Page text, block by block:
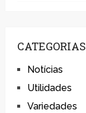
CATEGORIAS
Notícias
Utilidades
Variedades